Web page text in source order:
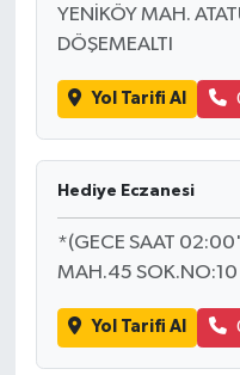
YENİKÖY MAH.
DÖŞEMEALTI
Yol Tarifi Al
Hediye Eczanesi
*(GECE SAAT
MAH.45 SOK.NO:10
Yol Tarifi Al